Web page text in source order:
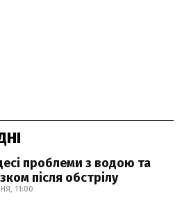
проблеми з водою та
після обстрілу
11:00